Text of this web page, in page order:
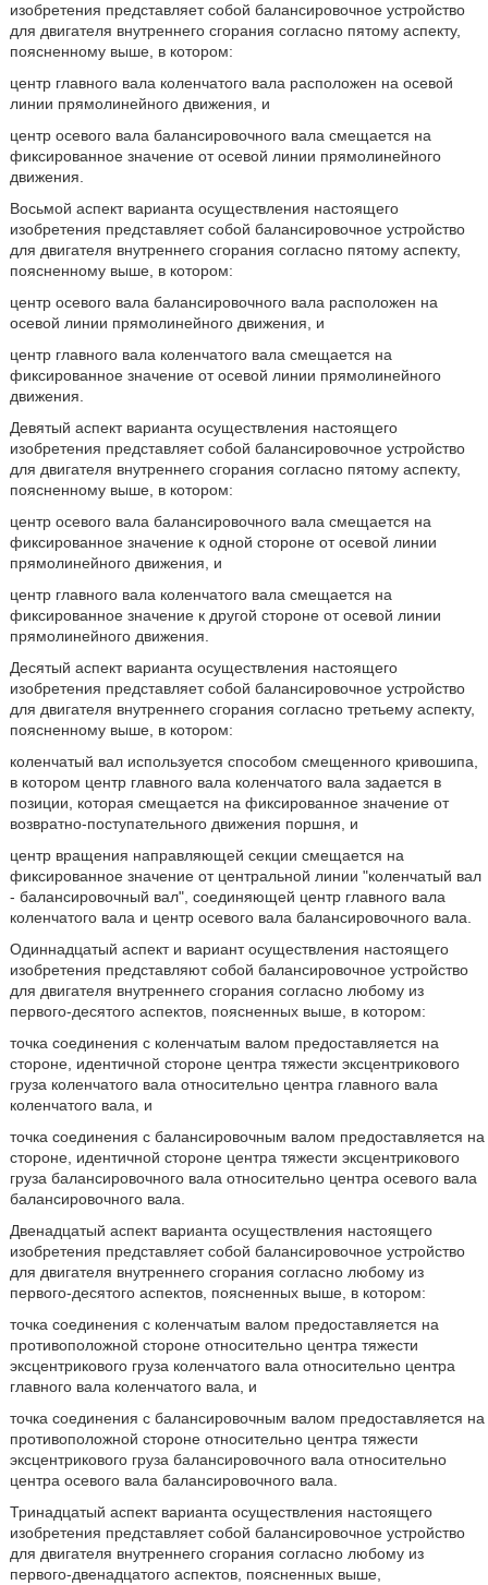
изобретения представляет собой балансировочное устройство
для двигателя внутреннего сгорания согласно пятому аспекту,
поясненному выше, в котором:
центр главного вала коленчатого вала расположен на осевой
линии прямолинейного движения, и
центр осевого вала балансировочного вала смещается на
фиксированное значение от осевой линии прямолинейного
движения.
Восьмой аспект варианта осуществления настоящего
изобретения представляет собой балансировочное устройство
для двигателя внутреннего сгорания согласно пятому аспекту,
поясненному выше, в котором:
центр осевого вала балансировочного вала расположен на
осевой линии прямолинейного движения, и
центр главного вала коленчатого вала смещается на
фиксированное значение от осевой линии прямолинейного
движения.
Девятый аспект варианта осуществления настоящего
изобретения представляет собой балансировочное устройство
для двигателя внутреннего сгорания согласно пятому аспекту,
поясненному выше, в котором:
центр осевого вала балансировочного вала смещается на
фиксированное значение к одной стороне от осевой линии
прямолинейного движения, и
центр главного вала коленчатого вала смещается на
фиксированное значение к другой стороне от осевой линии
прямолинейного движения.
Десятый аспект варианта осуществления настоящего
изобретения представляет собой балансировочное устройство
для двигателя внутреннего сгорания согласно третьему аспекту,
поясненному выше, в котором:
коленчатый вал используется способом смещенного кривошипа,
в котором центр главного вала коленчатого вала задается в
позиции, которая смещается на фиксированное значение от
возвратно-поступательного движения поршня, и
центр вращения направляющей секции смещается на
фиксированное значение от центральной линии "коленчатый вал
- балансировочный вал", соединяющей центр главного вала
коленчатого вала и центр осевого вала балансировочного вала.
Одиннадцатый аспект и вариант осуществления настоящего
изобретения представляют собой балансировочное устройство
для двигателя внутреннего сгорания согласно любому из
первого-десятого аспектов, поясненных выше, в котором:
точка соединения с коленчатым валом предоставляется на
стороне, идентичной стороне центра тяжести эксцентрикового
груза коленчатого вала относительно центра главного вала
коленчатого вала, и
точка соединения с балансировочным валом предоставляется на
стороне, идентичной стороне центра тяжести эксцентрикового
груза балансировочного вала относительно центра осевого вала
балансировочного вала.
Двенадцатый аспект варианта осуществления настоящего
изобретения представляет собой балансировочное устройство
для двигателя внутреннего сгорания согласно любому из
первого-десятого аспектов, поясненных выше, в котором:
точка соединения с коленчатым валом предоставляется на
противоположной стороне относительно центра тяжести
эксцентрикового груза коленчатого вала относительно центра
главного вала коленчатого вала, и
точка соединения с балансировочным валом предоставляется на
противоположной стороне относительно центра тяжести
эксцентрикового груза балансировочного вала относительно
центра осевого вала балансировочного вала.
Тринадцатый аспект варианта осуществления настоящего
изобретения представляет собой балансировочное устройство
для двигателя внутреннего сгорания согласно любому из
первого-двенадцатого аспектов, поясненных выше,